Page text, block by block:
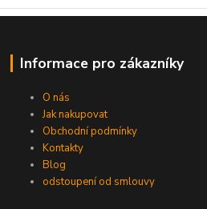
Informace pro zákazníky
O nás
Jak nakupovat
Obchodní podmínky
Kontakty
Blog
odstoupení od smlouvy